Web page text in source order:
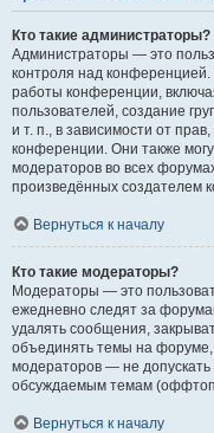
Кто такие администраторы?
Администраторы — это
контроля над конференцией.
работы конференции,
пользователей, создание
и т. п., в зависимости от
конференции. Они также
модераторов во всех
произведённых создателем
Вернуться к началу
Кто такие модераторы?
Модераторы — это
ежедневно следят за
удалять сообщения,
объединять темы на форуме,
модераторов — не
обсуждаемым темам
Вернуться к началу